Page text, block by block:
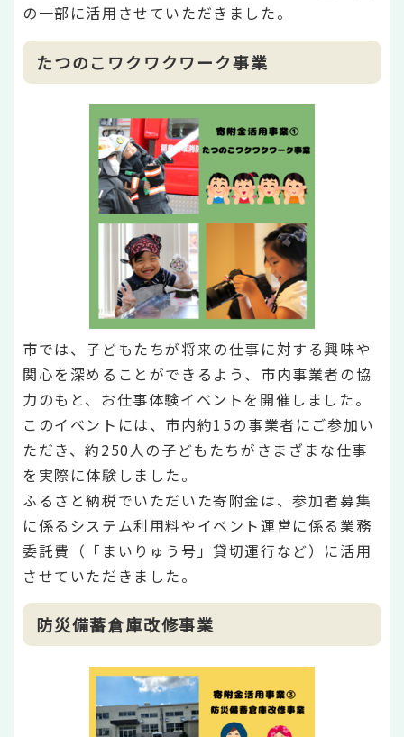
の一部に活用させていただきました。
たつのこワクワクワーク事業
市では、子どもたちが将来の仕事に対する興味や
関心を深めることができるよう、市内事業者の協
力のもと、お仕事体験イベントを開催しました。
このイベントには、市内約15の事業者にご参加い
ただき、約250人の子どもたちがさまざまな仕事
を実際に体験しました。
ふるさと納税でいただいた寄附金は、参加者募集
に係るシステム利用料やイベント運営に係る業務
委託費（「まいりゅう号」貸切運行など）に活用
させていただきました。
防災備蓄倉庫改修事業